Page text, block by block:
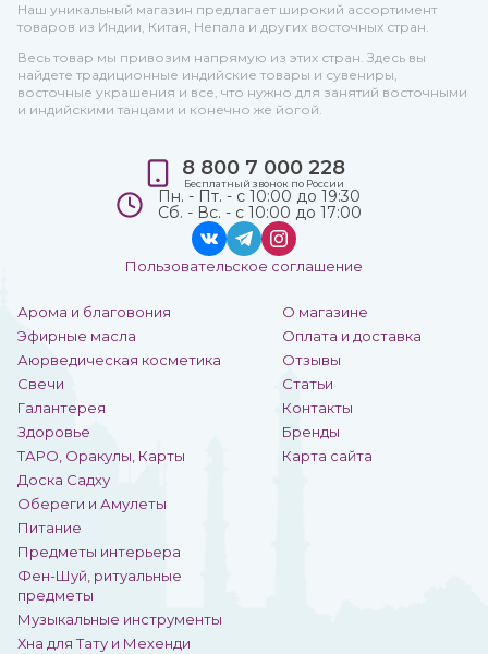
Наш уникальный магазин предлагает широкий ассортимент
товаров из Индии, Китая, Непала и других восточных стран.
Весь товар мы привозим напрямую из этих стран. Здесь вы
найдете традиционные индийские товары и сувениры,
восточные украшения и все, что нужно для занятий восточными
и индийскими танцами и конечно же йогой.
Арома и благовония
Эфирные масла
Аюрведическая косметика
Свечи
Галантерея
Здоровье
ТАРО, Оракулы, Карты
Доска Садху
Обереги и Амулеты
Питание
Предметы интерьера
Фен-Шуй, ритуальные
предметы
Музыкальные инструменты
Хна для Тату и Мехенди
О магазине
Оплата и доставка
Отзывы
Статьи
Контакты
Бренды
Карта сайта
8 800 7 000 228
Бесплатный звонок по России
Пн. - Пт. - с 10:00 до 19:30
Сб. - Вс. - с 10:00 до 17:00
Пользовательское соглашение